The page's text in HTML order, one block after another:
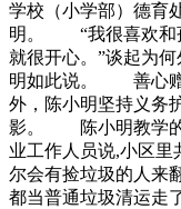
学校（小学部）德育
明。 “我很喜欢和
就很开心。”谈起为
明如此说。 善心
外，陈小明坚持义务
影。 陈小明教学的
业工作人员说,小区里
尔会有捡垃圾的人来
都当普通垃圾清运走